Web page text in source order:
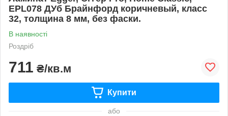
EPL078 ДУб Брайнфорд коричневый, класс
32, толщина 8 мм, без фаски.
В наявності
Роздріб
711 ₴/кв.м
Купити
або